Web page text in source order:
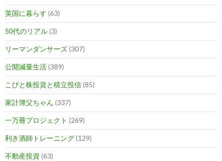
英国に暮らす (63)
50代のリアル (3)
リーマンダンサーズ (307)
公開減量生活 (389)
こびと株投資と積立投信 (85)
家計簿父ちゃん (337)
一万冊プロジェクト (269)
利き酒師トレーニング (129)
不動産投資 (63)